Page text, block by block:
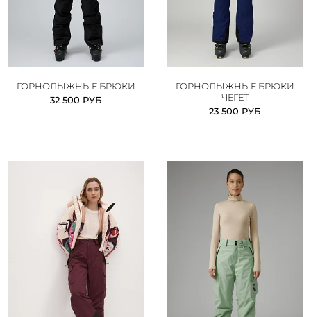
ГОРНОЛЫЖНЫЕ БРЮКИ
32 500 РУБ
ГОРНОЛЫЖНЫЕ БРЮКИ
ЧЕГЕТ
23 500 РУБ